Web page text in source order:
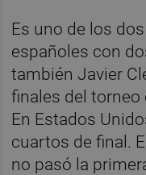
Es uno de los
españoles con
también Javier
finales del torneo
En Estados
cuartos de final.
no pasó la